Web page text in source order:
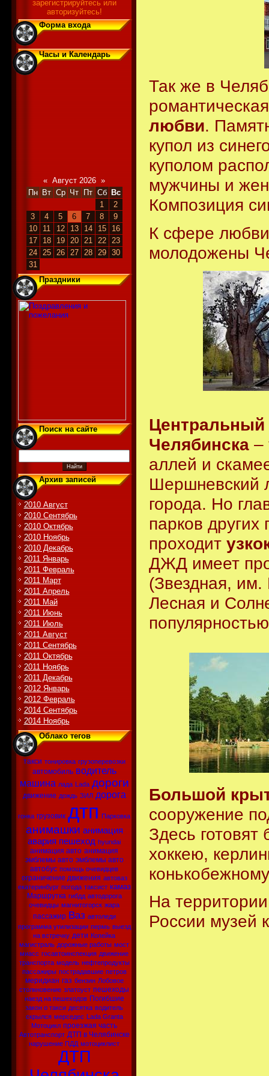
зарегистрируйтесь или
авторизуйтесь!
Форма входа
Часы и Календарь
« Август 2026 »
Пн
Вт Ср Чт Пт Сб
Вс
1
2
3
4 5 6 7 8
9
10
11 12 13 14 15
16
17
18 19 20 21 22
23
24
25 26 27 28 29
30
31
Праздники
Поиск на сайте
Архив записей
2010 Август
2010 Сентябрь
2010 Октябрь
2010 Ноябрь
2010 Декабрь
2011 Январь
2011 Февраль
2011 Март
2011 Апрель
2011 Май
2011 Июнь
2011 Июль
2011 Август
2011 Сентябрь
2011 Октябрь
2011 Ноябрь
2011 Декабрь
2012 Январь
2012 Февраль
2014 Сентябрь
2014 Ноябрь
Облако тегов
такси тонировка грузоперевозки
автомобиль водитель
машина лада Lada дороги
движение дождь ЗИЛ дорога
гонка грузовик дтп Парковка
анимашки анимация
авария пешеход hyundai
анимация авто анимация
эмблемы авто эмблемы авто
автобус помощь очевидцев
ограничение движения автоваз
екатеринбург погода таксист камаз
Маршрутка гибдд автодорога
очевидцы магнитогорск жара
пассажир Ваз автоледи
программа утилизации пермь выезд
на встречку дети Копейка
магистраль дорожные работы мост
миасс госавтоинспекция движение
транспорта модель нефтепродукты
пассажиры пострадавшие петров
меридиан газ бензин Лобовое
столкновение златоуст пешеходы
наезд на пешеходов Погибшие
закон о такси десятка водитель
скрылся мерседес Lada Granta
Мотоцикл проезжая часть
Автотранспорт ДТП в Челябинске
нарушение ПДД мотоциклист
ДТП
Так же в
любви.
купол из
куполом
мужчины и
Композиция
К сфере
молодожены
Челябинска –
аллей и
Шершневский
города. Но
парков других
проходит
ДЖД имеет
(Звездная,
Лесная и
Большой
сооружение
Здесь
хоккею,
На
России музей